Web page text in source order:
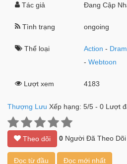
Tác giả Đang Cập
Tình trạng ongoing
Thể loại Action -
-Webtoon
Lượt xem 4183
Thượng Lưu Xếp hạng: 5/5 - 0 Lượt
Theo dõi 0 Người Đã Theo Dõi
Đọc từ đầu Đọc mới nhất